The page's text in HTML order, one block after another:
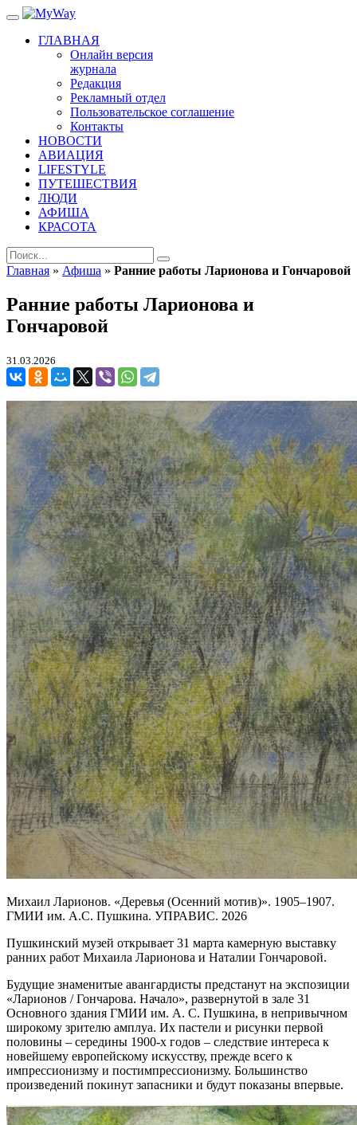
ГЛАВНАЯ
Онлайн версия
журнала
Редакция
Рекламный отдел
Пользовательское соглашение
Контакты
НОВОСТИ
АВИАЦИЯ
LIFESTYLE
ПУТЕШЕСТВИЯ
ЛЮДИ
АФИША
КРАСОТА
Главная » Афиша » Ранние работы Ларионова и Гончаровой
Ранние работы Ларионова и
Гончаровой
31.03.2026
Михаил Ларионов. «Деревья (Осенний мотив)». 1905–1907.
ГМИИ им. А.С. Пушкина. УПРАВИС. 2026
Пушкинский музей открывает 31 марта камерную выставку
ранних работ Михаила Ларионова и Наталии Гончаровой.
Будущие знаменитые авангардисты предстанут на экспозиции
«Ларионов / Гончарова. Начало», развернутой в зале 31
Основного здания ГМИИ им. А. С. Пушкина, в непривычном
широкому зрителю амплуа. Их пастели и рисунки первой
половины – середины 1900-х годов – следствие интереса к
новейшему европейскому искусству, прежде всего к
импрессионизму и постимпрессионизму. Большинство
произведений покинут запасники и будут показаны впервые.